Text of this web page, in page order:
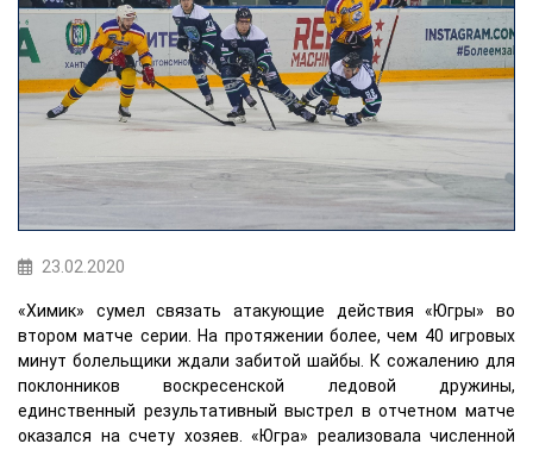
23.02.2020
«Химик» сумел связать атакующие действия «Югры» во
втором матче серии. На протяжении более, чем 40 игровых
минут болельщики ждали забитой шайбы. К сожалению для
поклонников воскресенской ледовой дружины,
единственный результативный выстрел в отчетном матче
оказался на счету хозяев. «Югра» реализовала численной